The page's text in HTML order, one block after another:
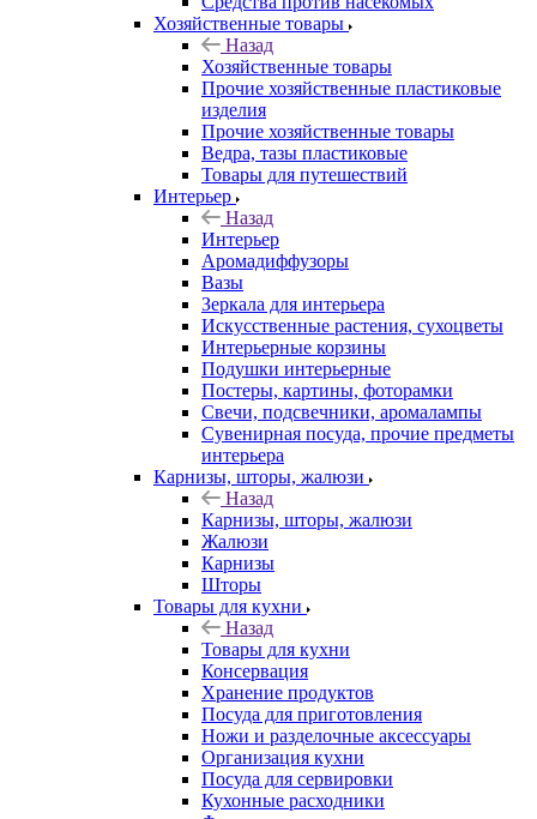
Хозяйственные товары
Назад
Хозяйственные товары
Прочие хозяйственные пластиковые
изделия
Прочие хозяйственные товары
Ведра, тазы пластиковые
Товары для путешествий
Интерьер
Назад
Интерьер
Аромадиффузоры
Вазы
Зеркала для интерьера
Искусственные растения, сухоцветы
Интерьерные корзины
Подушки интерьерные
Постеры, картины, фоторамки
Свечи, подсвечники, аромалампы
Сувенирная посуда, прочие предметы
интерьера
Карнизы, шторы, жалюзи
Назад
Карнизы, шторы, жалюзи
Жалюзи
Карнизы
Шторы
Товары для кухни
Назад
Товары для кухни
Консервация
Хранение продуктов
Посуда для приготовления
Ножи и разделочные аксессуары
Организация кухни
Посуда для сервировки
Кухонные расходники